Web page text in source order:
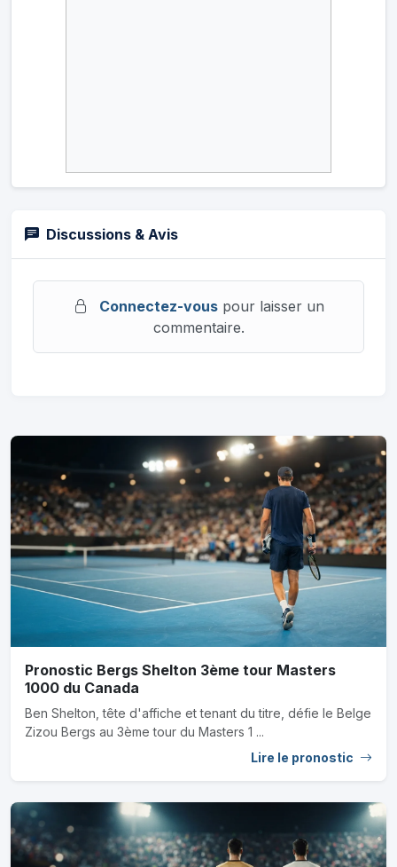
Discussions & Avis
Connectez-vouspour laisser un
commentaire.
Pronostic Bergs Shelton 3ème tour Masters
1000 du Canada
Ben Shelton, tête d'affiche et tenant du titre, défie le Belge
Zizou Bergs au 3ème tour du Masters 1 ...
Lire le pronostic